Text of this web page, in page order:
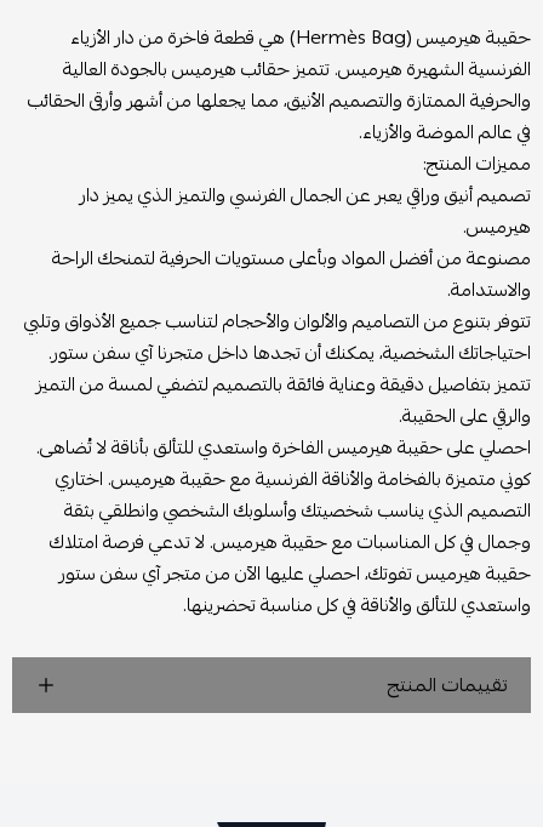
حقيبة هيرميس (Hermès Bag) هي قطعة فاخرة من دار الأزياء
الفرنسية الشهيرة هيرميس. تتميز حقائب هيرميس بالجودة العالية
والحرفية الممتازة والتصميم الأنيق، مما يجعلها من أشهر وأرقى الحقائب
في عالم الموضة والأزياء.
مميزات المنتج:
تصميم أنيق وراقي يعبر عن الجمال الفرنسي والتميز الذي يميز دار
هيرميس.
مصنوعة من أفضل المواد وبأعلى مستويات الحرفية لتمنحك الراحة
والاستدامة.
تتوفر بتنوع من التصاميم والألوان والأحجام لتناسب جميع الأذواق وتلبي
احتياجاتك الشخصية، يمكنك أن تجدها داخل متجرنا آي سفن ستور.
تتميز بتفاصيل دقيقة وعناية فائقة بالتصميم لتضفي لمسة من التميز
والرقي على الحقيبة.
احصلي على حقيبة هيرميس الفاخرة واستعدي للتألق بأناقة لا تُضاهى.
كوني متميزة بالفخامة والأناقة الفرنسية مع حقيبة هيرميس. اختاري
التصميم الذي يناسب شخصيتك وأسلوبك الشخصي وانطلقي بثقة
وجمال في كل المناسبات مع حقيبة هيرميس. لا تدعي فرصة امتلاك
حقيبة هيرميس تفوتك، احصلي عليها الآن من متجر آي سفن ستور
واستعدي للتألق والأناقة في كل مناسبة تحضرينها.
تقييمات المنتج